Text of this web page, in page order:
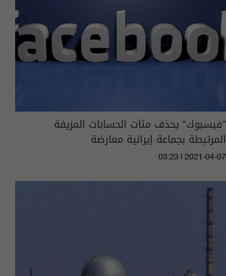
"فيسبوك" يحذف مئات الحسابات المزيفة
المرتبطة بجماعة إيرانية معارضة
03:23 | 2021-04-07